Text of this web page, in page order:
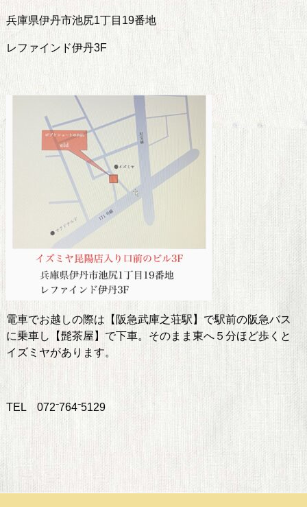
兵庫県伊丹市池尻1丁目19番地
レファインド伊丹3F
電車でお越しの際は【阪急武庫之荘駅】で駅前の阪急バス
に乗車し【髭茶屋】で下車。そのまま東へ５分ほど歩くと
イズミヤがあります。
TEL 072⁻764⁻5129